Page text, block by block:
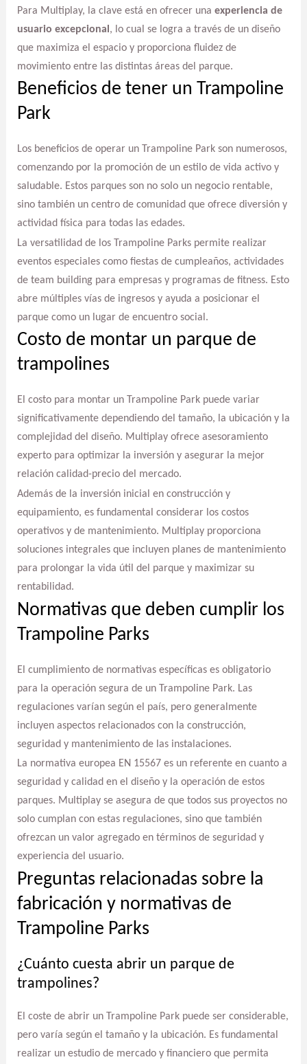
Para Multiplay, la clave está en ofrecer una experiencia de
usuario excepcional , lo cual se logra a través de un diseño
que maximiza el espacio y proporciona fluidez de
movimiento entre las distintas áreas del parque.
Beneficios de tener un Trampoline
Park
Los beneficios de operar un Trampoline Park son numerosos,
comenzando por la promoción de un estilo de vida activo y
saludable. Estos parques son no solo un negocio rentable,
sino también un centro de comunidad que ofrece diversión y
actividad física para todas las edades.
La versatilidad de los Trampoline Parks permite realizar
eventos especiales como fiestas de cumpleaños, actividades
de team building para empresas y programas de fitness. Esto
abre múltiples vías de ingresos y ayuda a posicionar el
parque como un lugar de encuentro social.
Costo de montar un parque de
trampolines
El costo para montar un Trampoline Park puede variar
significativamente dependiendo del tamaño, la ubicación y la
complejidad del diseño. Multiplay ofrece asesoramiento
experto para optimizar la inversión y asegurar la mejor
relación calidad-precio del mercado.
Además de la inversión inicial en construcción y
equipamiento, es fundamental considerar los costos
operativos y de mantenimiento. Multiplay proporciona
soluciones integrales que incluyen planes de mantenimiento
para prolongar la vida útil del parque y maximizar su
rentabilidad.
Normativas que deben cumplir los
Trampoline Parks
El cumplimiento de normativas específicas es obligatorio
para la operación segura de un Trampoline Park. Las
regulaciones varían según el país, pero generalmente
incluyen aspectos relacionados con la construcción,
seguridad y mantenimiento de las instalaciones.
La normativa europea EN 15567 es un referente en cuanto a
seguridad y calidad en el diseño y la operación de estos
parques. Multiplay se asegura de que todos sus proyectos no
solo cumplan con estas regulaciones, sino que también
ofrezcan un valor agregado en términos de seguridad y
experiencia del usuario.
Preguntas relacionadas sobre la
fabricación y normativas de
Trampoline Parks
¿Cuánto cuesta abrir un parque de
trampolines?
El coste de abrir un Trampoline Park puede ser considerable,
pero varía según el tamaño y la ubicación. Es fundamental
realizar un estudio de mercado y financiero que permita